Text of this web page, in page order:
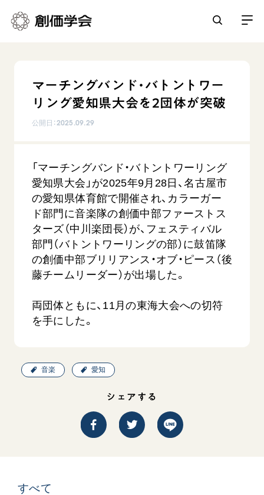
日蓮大聖人の仏法（教学入門）
釈尊～法華経
日蓮大聖人
創価学会の三代会長
初代会長・牧口常三郎先生
第3代会長・池田大作先生
日常の活動
座談会
仏法を学ぶ
仏法を語る
主な行事
年間の活動について
友人葬
「平和の文化」を構築
核兵器の廃絶に向け連帯を拡大
「人権文化」「ジェンダー平等」を促進
「持続可能な開発目標（SDGs）」の取り組み
人道支援
音楽活動
教育本部の活動
図書贈呈
世界の創価学会
各国ウェブサイト
世界の創価学会の歴史
基本情報
創価学会 会憲
創価学会 会則
創価学会 社会憲章
組織・機構
会長・理事長・各部長の紹介
略年表
道府県中心会館
会員サポート
座談会御書ｅ講義
御書検索［新版］
創価学会総本部
聖教ブックストア
Soka Gakkai グローバルサイト
SGIピースサイト
ご意見
マーチングバンド・バトントワー
リング愛知県大会を2団体が突破
公開日：2025.09.29
「マーチングバンド・バトントワーリング
愛知県大会」が2025年9月28日、名古屋市
の愛知県体育館で開催され、カラーガー
ド部門に音楽隊の創価中部ファーストス
ターズ（中川楽団長）が、フェスティバル
部門（バトントワーリングの部）に鼓笛隊
の創価中部ブリリアンス・オブ・ピース（後
藤チームリーダー）が出場した。
両団体ともに、11月の東海大会への切符
を手にした。
音楽 愛知
シェアする
すべて